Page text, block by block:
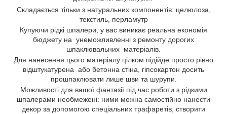
Складається тільки з натуральних компонентів: целюлоза,
текстиль, перламутр
Купуючи рідкі шпалери, у вас виникає реальна економія
бюджету на унеможливленні з ремонту дорогих
шпаклювальних матеріалів.
Для нанесення цього матеріалу цілком підійде просто рівно
відштукатурена або бетонна стіна, гіпсокартон досить
прошпаклювати лише шви та шурупи.
Можливості для вашої фантазії під час роботи з рідкими
шпалерами необмежені: ними можна самостійно нанести
декор за допомогою спеціальних трафаретів, створити